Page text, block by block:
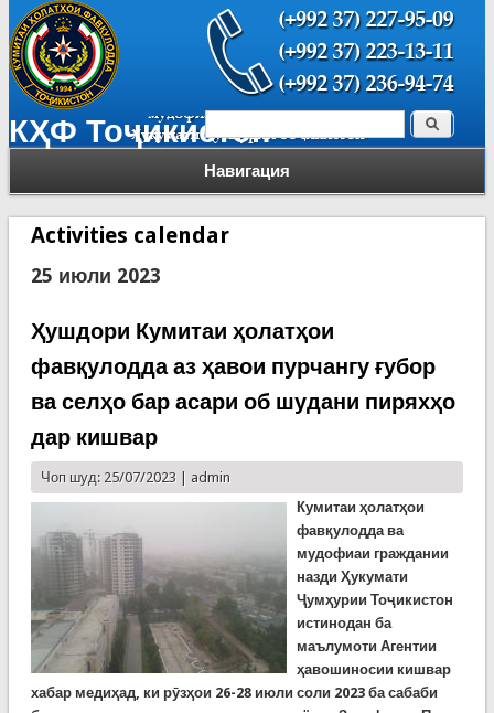
КҲФ Тоҷикистон
Навигация
Форма поиска Поиск
Activities calendar
25 июли 2023
Ҳушдори Кумитаи ҳолатҳои
фавқулодда аз ҳавои пурчангу ғубор
ва селҳо бар асари об шудани пиряхҳо
дар кишвар
Чоп шуд: 25/07/2023 | admin
Кумитаи ҳолатҳои
фавқулодда ва
мудофиаи граждании
назди Ҳукумати
Ҷумҳурии Тоҷикистон
истинодан ба
маълумоти Агентии
ҳавошиносии кишвар
хабар медиҳад, ки рӯзҳои 26-28 июли соли 2023 ба сабаби